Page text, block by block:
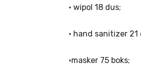
• wipol 18 dus;
• hand sanitizer 21
•masker 75 boks;